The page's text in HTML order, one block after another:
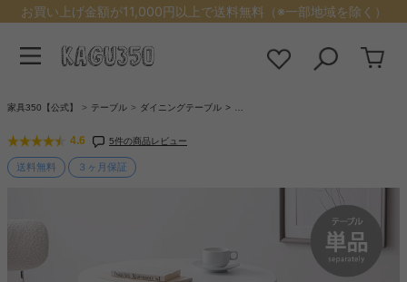
お買い上げ金額が11,000円以上で送料無料（※一部地域を除く）
家具350【公式】 テーブル ダイニングテーブル
4.6 5件の商品レビュー
送料無料 ３ヶ月保証